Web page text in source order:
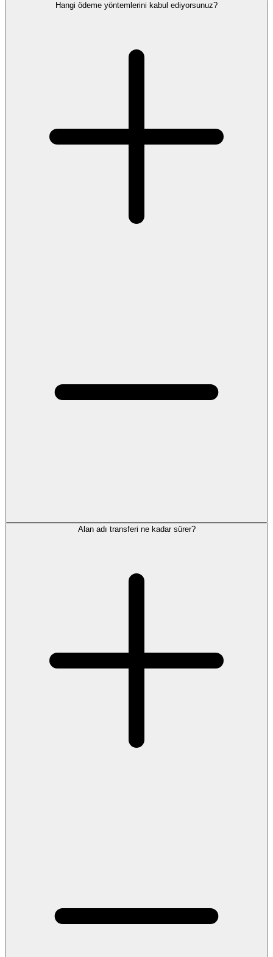
Hangi ödeme yöntemlerini kabul ediyorsunuz?
Alan adı transferi ne kadar sürer?